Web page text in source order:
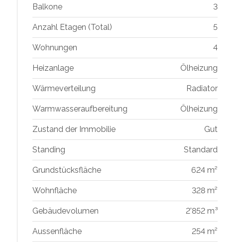
Balkone 3
Anzahl Etagen (Total) 5
Wohnungen 4
Heizanlage Ölheizung
Wärmeverteilung Radiator
Warmwasseraufbereitung Ölheizung
Zustand der Immobilie Gut
Standing Standard
Grundstücksfläche 624 m²
Wohnfläche 328 m²
Gebäudevolumen 2'852 m³
Aussenfläche 254 m²